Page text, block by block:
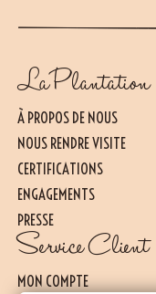
La Plantation
À PROPOS DE NOUS
NOUS RENDRE VISITE
CERTIFICATIONS
ENGAGEMENTS
PRESSE
Service Client
MON COMPTE
Essentiel
CES COOKIES SONT